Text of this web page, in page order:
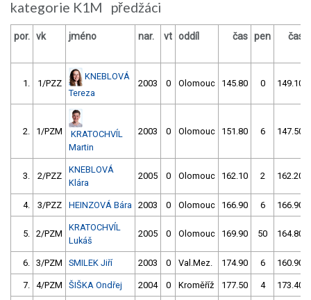
kategorie K1M předžáci
por. vk jméno nar. vt oddíl čas pen čas
1. 1/PZZ
KNEBLOVÁ
Tereza
2003 0 Olomouc 145.80 0 149.10
2. 1/PZM
KRATOCHVÍL
Martin
2003 0 Olomouc 151.80 6 147.50
3. 2/PZZ
KNEBLOVÁ
Klára
2005 0 Olomouc 162.10 2 162.20
4. 3/PZZ HEINZOVÁ Bára 2003 0 Olomouc 166.90 6 166.90
5. 2/PZM
KRATOCHVÍL
Lukáš
2005 0 Olomouc 169.90 50 164.80
6. 3/PZM SMILEK Jiří 2003 0 Val.Mez. 174.90 6 160.90
7. 4/PZM ŠIŠKA Ondřej 2004 0 Kroměříž 177.50 4 173.40